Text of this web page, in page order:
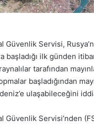
Güvenlik Servisi,
başladığı ilk günden
tarafından
başladığından
ulaşabileceğini
Güvenlik Servisi’nden